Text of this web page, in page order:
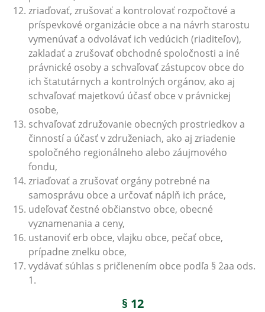
zriaďovať, zrušovať a kontrolovať rozpočtové a
príspevkové organizácie obce a na návrh starostu
vymenúvať a odvolávať ich vedúcich (riaditeľov),
zakladať a zrušovať obchodné spoločnosti a iné
právnické osoby a schvaľovať zástupcov obce do
ich štatutárnych a kontrolných orgánov, ako aj
schvaľovať majetkovú účasť obce v právnickej
osobe,
schvaľovať združovanie obecných prostriedkov a
činností a účasť v združeniach, ako aj zriadenie
spoločného regionálneho alebo záujmového
fondu,
zriaďovať a zrušovať orgány potrebné na
samosprávu obce a určovať náplň ich práce,
udeľovať čestné občianstvo obce, obecné
vyznamenania a ceny,
ustanoviť erb obce, vlajku obce, pečať obce,
prípadne znelku obce,
vydávať súhlas s pričlenením obce podľa § 2aa ods.
1.
§ 12